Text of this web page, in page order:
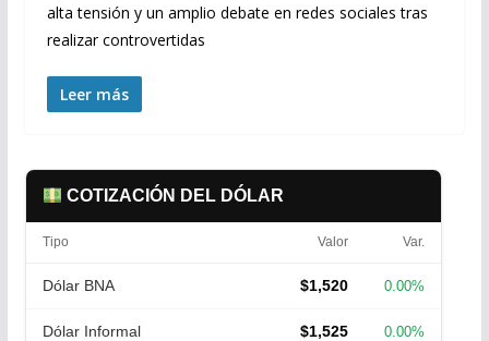
alta tensión y un amplio debate en redes sociales tras
realizar controvertidas
Leer más
COTIZACIÓN DEL DÓLAR
Tipo Valor Var.
Dólar BNA $1,520 0.00%
Dólar Informal $1,525 0.00%